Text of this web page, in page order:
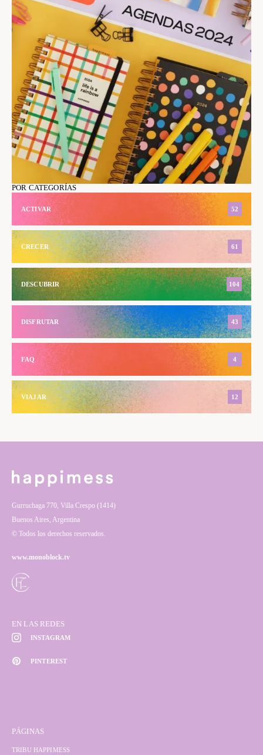
POR CATEGORÍAS
ACTIVAR 52
CRECER 61
DESCUBRIR 104
DISFRUTAR 43
FAQ 4
VIAJAR 12
Gurruchaga 770, Villa Crespo (1414)
Buenos Aires, Argentina
© Todos los derechos reservados.
www.monoblock.tv
EN LAS REDES
INSTAGRAM
PINTEREST
PÁGINAS
TRIBU HAPPIMESS